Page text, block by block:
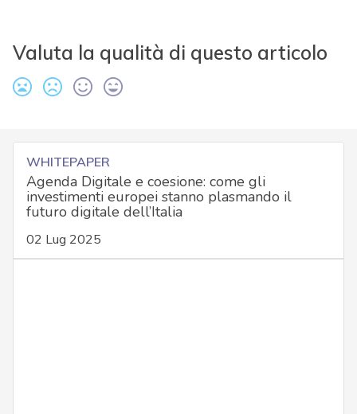
Valuta la qualità di questo articolo
WHITEPAPER
Agenda Digitale e coesione: come gli
investimenti europei stanno plasmando il
futuro digitale dell’Italia
02 Lug 2025